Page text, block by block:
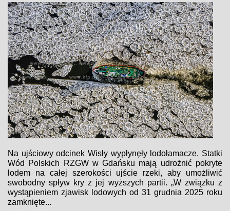
Na ujściowy odcinek Wisły wypłynęły lodołamacze. Statki
Wód Polskich RZGW w Gdańsku mają udrożnić pokryte
lodem na całej szerokości ujście rzeki, aby umożliwić
swobodny spływ kry z jej wyższych partii. „W związku z
wystąpieniem zjawisk lodowych od 31 grudnia 2025 roku
zamknięte...